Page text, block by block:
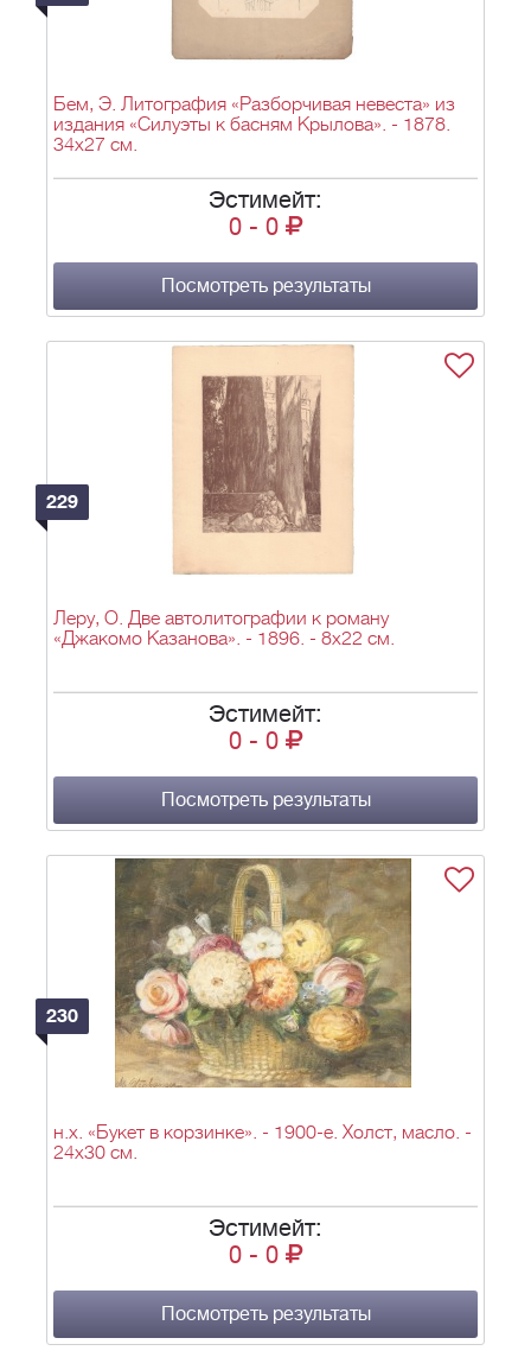
Бем, Э. Литография «Разборчивая невеста» из
издания «Силуэты к басням Крылова». - 1878.
34х27 см.
Эстимейт:
0 - 0
Посмотреть результаты
229
Леру, О. Две автолитографии к роману
«Джакомо Казанова». - 1896. - 8х22 см.
Эстимейт:
0 - 0
Посмотреть результаты
230
н.х. «Букет в корзинке». - 1900-е. Холст, масло. -
24х30 см.
Эстимейт:
0 - 0
Посмотреть результаты